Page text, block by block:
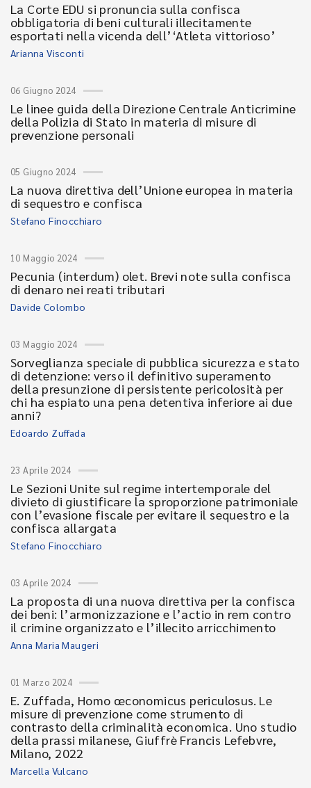
La Corte EDU si pronuncia sulla confisca
obbligatoria di beni culturali illecitamente
esportati nella vicenda dell’‘Atleta vittorioso’
Arianna Visconti
06 Giugno 2024
Le linee guida della Direzione Centrale Anticrimine
della Polizia di Stato in materia di misure di
prevenzione personali
05 Giugno 2024
La nuova direttiva dell’Unione europea in materia
di sequestro e confisca
Stefano Finocchiaro
10 Maggio 2024
Pecunia (interdum) olet. Brevi note sulla confisca
di denaro nei reati tributari
Davide Colombo
03 Maggio 2024
Sorveglianza speciale di pubblica sicurezza e stato
di detenzione: verso il definitivo superamento
della presunzione di persistente pericolosità per
chi ha espiato una pena detentiva inferiore ai due
anni?
Edoardo Zuffada
23 Aprile 2024
Le Sezioni Unite sul regime intertemporale del
divieto di giustificare la sproporzione patrimoniale
con l’evasione fiscale per evitare il sequestro e la
confisca allargata
Stefano Finocchiaro
03 Aprile 2024
La proposta di una nuova direttiva per la confisca
dei beni: l’armonizzazione e l’actio in rem contro
il crimine organizzato e l’illecito arricchimento
Anna Maria Maugeri
01 Marzo 2024
E. Zuffada, Homo œconomicus periculosus. Le
misure di prevenzione come strumento di
contrasto della criminalità economica. Uno studio
della prassi milanese, Giuffrè Francis Lefebvre,
Milano, 2022
Marcella Vulcano